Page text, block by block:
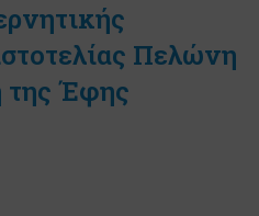
Πελώνη
της Έφης